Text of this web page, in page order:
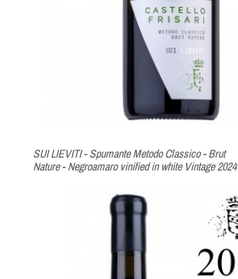
SUI LIEVITI - Spumante Metodo Classico - Brut
Nature - Negroamaro vinified in white Vintage 2024